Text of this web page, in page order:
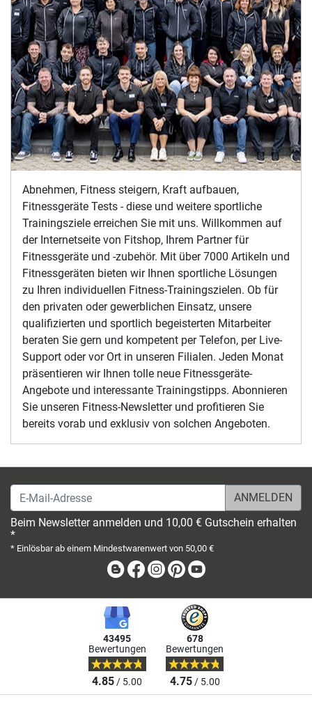
Abnehmen, Fitness steigern, Kraft aufbauen,
Fitnessgeräte Tests - diese und weitere sportliche
Trainingsziele erreichen Sie mit uns. Willkommen auf
der Internetseite von Fitshop, Ihrem Partner für
Fitnessgeräte und -zubehör. Mit über 7000 Artikeln und
Fitnessgeräten bieten wir Ihnen sportliche Lösungen
zu Ihren individuellen Fitness-Trainingszielen. Ob für
den privaten oder gewerblichen Einsatz, unsere
qualifizierten und sportlich begeisterten Mitarbeiter
beraten Sie gern und kompetent per Telefon, per Live-
Support oder vor Ort in unseren Filialen. Jeden Monat
präsentieren wir Ihnen tolle neue Fitnessgeräte-
Angebote und interessante Trainingstipps. Abonnieren
Sie unseren Fitness-Newsletter und profitieren Sie
bereits vorab und exklusiv von solchen Angeboten.
E-Mail-Adresse
Beim Newsletter anmelden und 10,00 € Gutschein erhalten
*
* Einlösbar ab einem Mindestwarenwert von 50,00 €
BlogFacebook
Instagram
Pinterest
43495
Bewertungen
4.85/ 5.00
678
Bewertungen
4.75/ 5.00